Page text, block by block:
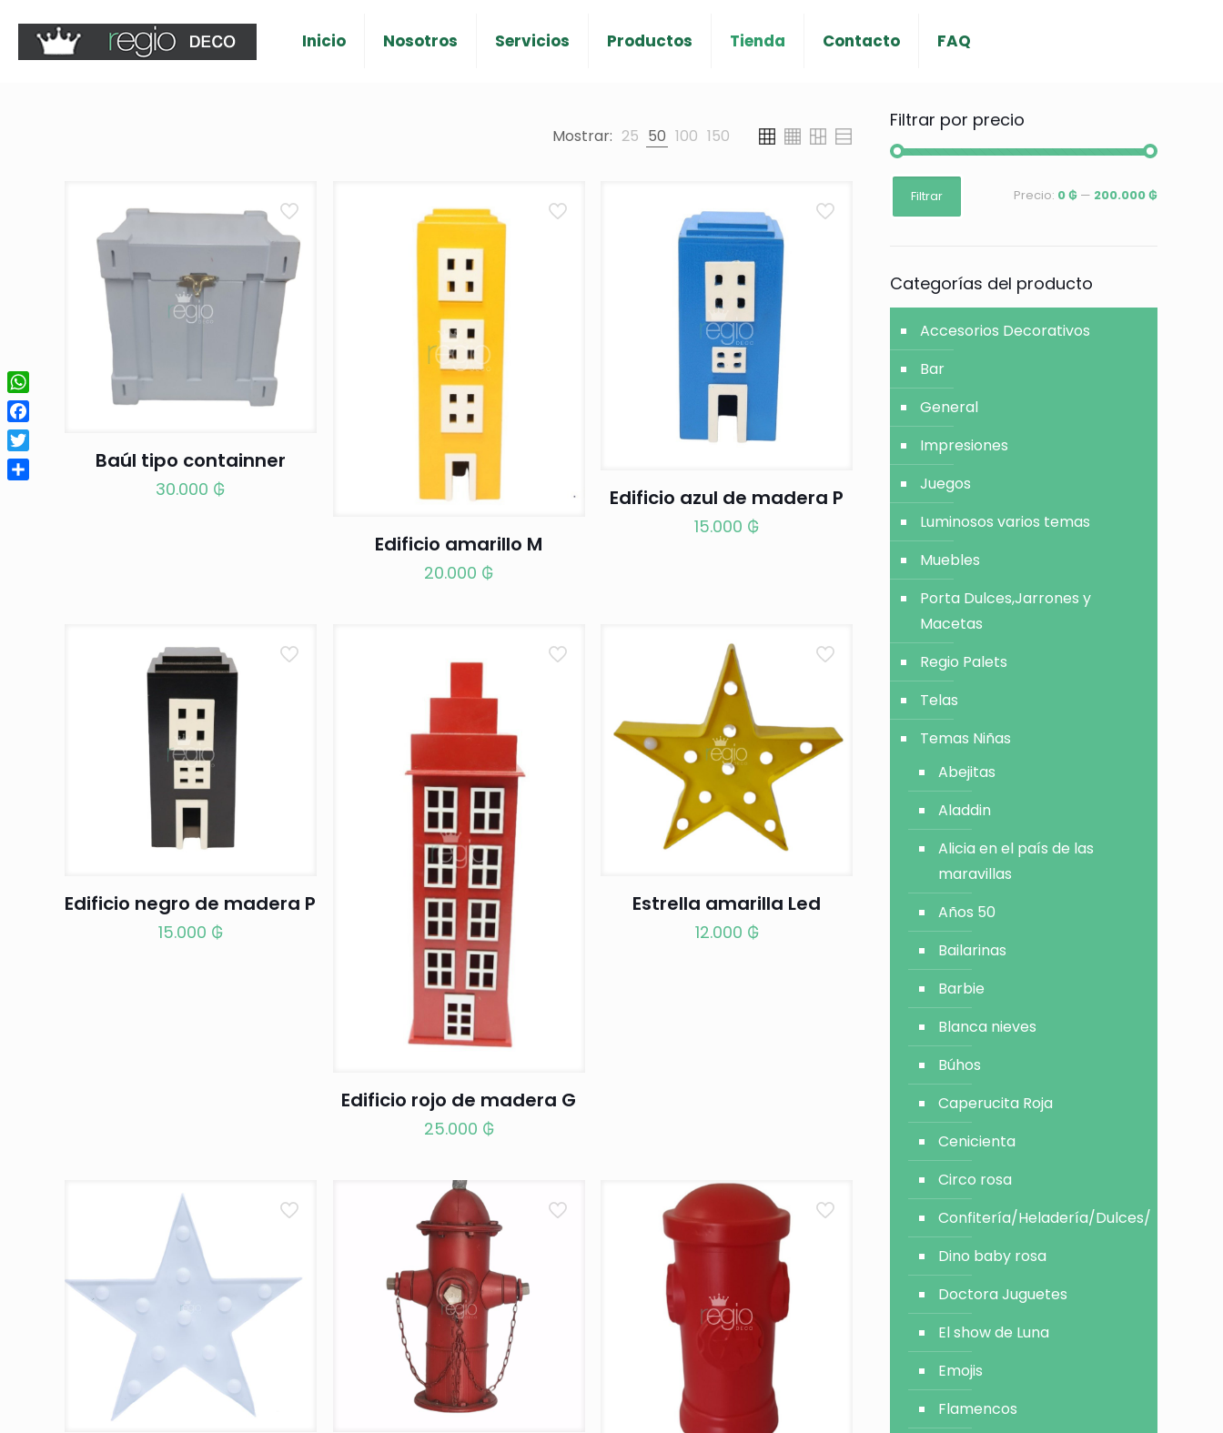
Inicio Nosotros Servicios Productos Tienda Contacto FAQ
Mostrar: 25 50 100 150
Baúl tipo containner
30.000 ₲
Edificio amarillo M
20.000 ₲
Edificio azul de madera P
15.000 ₲
Edificio negro de madera P
15.000 ₲
Edificio rojo de madera G
25.000 ₲
Estrella amarilla Led
12.000 ₲
Filtrar por precio
Filtrar Precio: 0 ₲ — 200.000 ₲
Categorías del producto
Accesorios Decorativos
Bar
General
Impresiones
Juegos
Luminosos varios temas
Muebles
Porta Dulces,Jarrones y
Macetas
Regio Palets
Telas
Temas Niñas
Abejitas
Aladdin
Alicia en el país de las
maravillas
Años 50
Bailarinas
Barbie
Blanca nieves
Búhos
Caperucita Roja
Cenicienta
Circo rosa
Confitería/Heladería/Dulces/
Dino baby rosa
Doctora Juguetes
El show de Luna
Emojis
Flamencos
WhatsApp
Facebook
Twitter